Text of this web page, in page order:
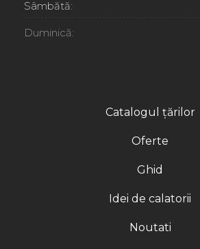
Catalogul țărilor
Oferte
Ghid
Idei de calatorii
Noutati
Sâmbătă:
Duminică: